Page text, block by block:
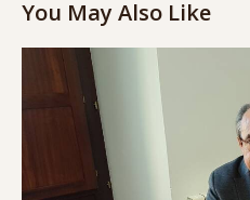
You May Also Like